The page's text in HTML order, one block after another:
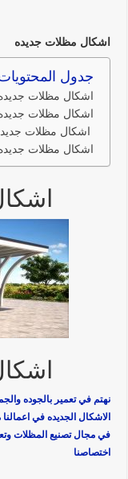
اشكال مظلات جديده
جدول
اشكال مظلات
اشكال مظلات
اشكال مظلات
اشكال مظلات جديده
نهتم في تعمير بالجوده
الاشكال الجديده في
في مجال تصنيع المظلات
اختصاصنا